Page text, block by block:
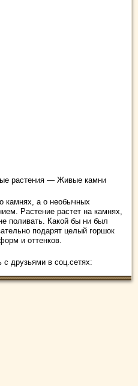
растения — Живые камни
камнях, а о необычных
Растение растет на камнях,
поливать. Какой бы ни был
подарят целый горшок
и оттенков.
с друзьями в соц.сетях: